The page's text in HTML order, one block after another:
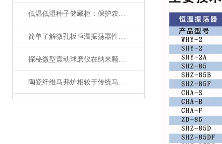
低温低湿种子储藏柜：保护农业未来的关键设备
简单了解微孔板恒温振荡器性能优势
探秘微型震动球磨仪在纳米颗粒制备中的关键作用
陶瓷纤维马弗炉相较于传统马弗炉有哪些提升？